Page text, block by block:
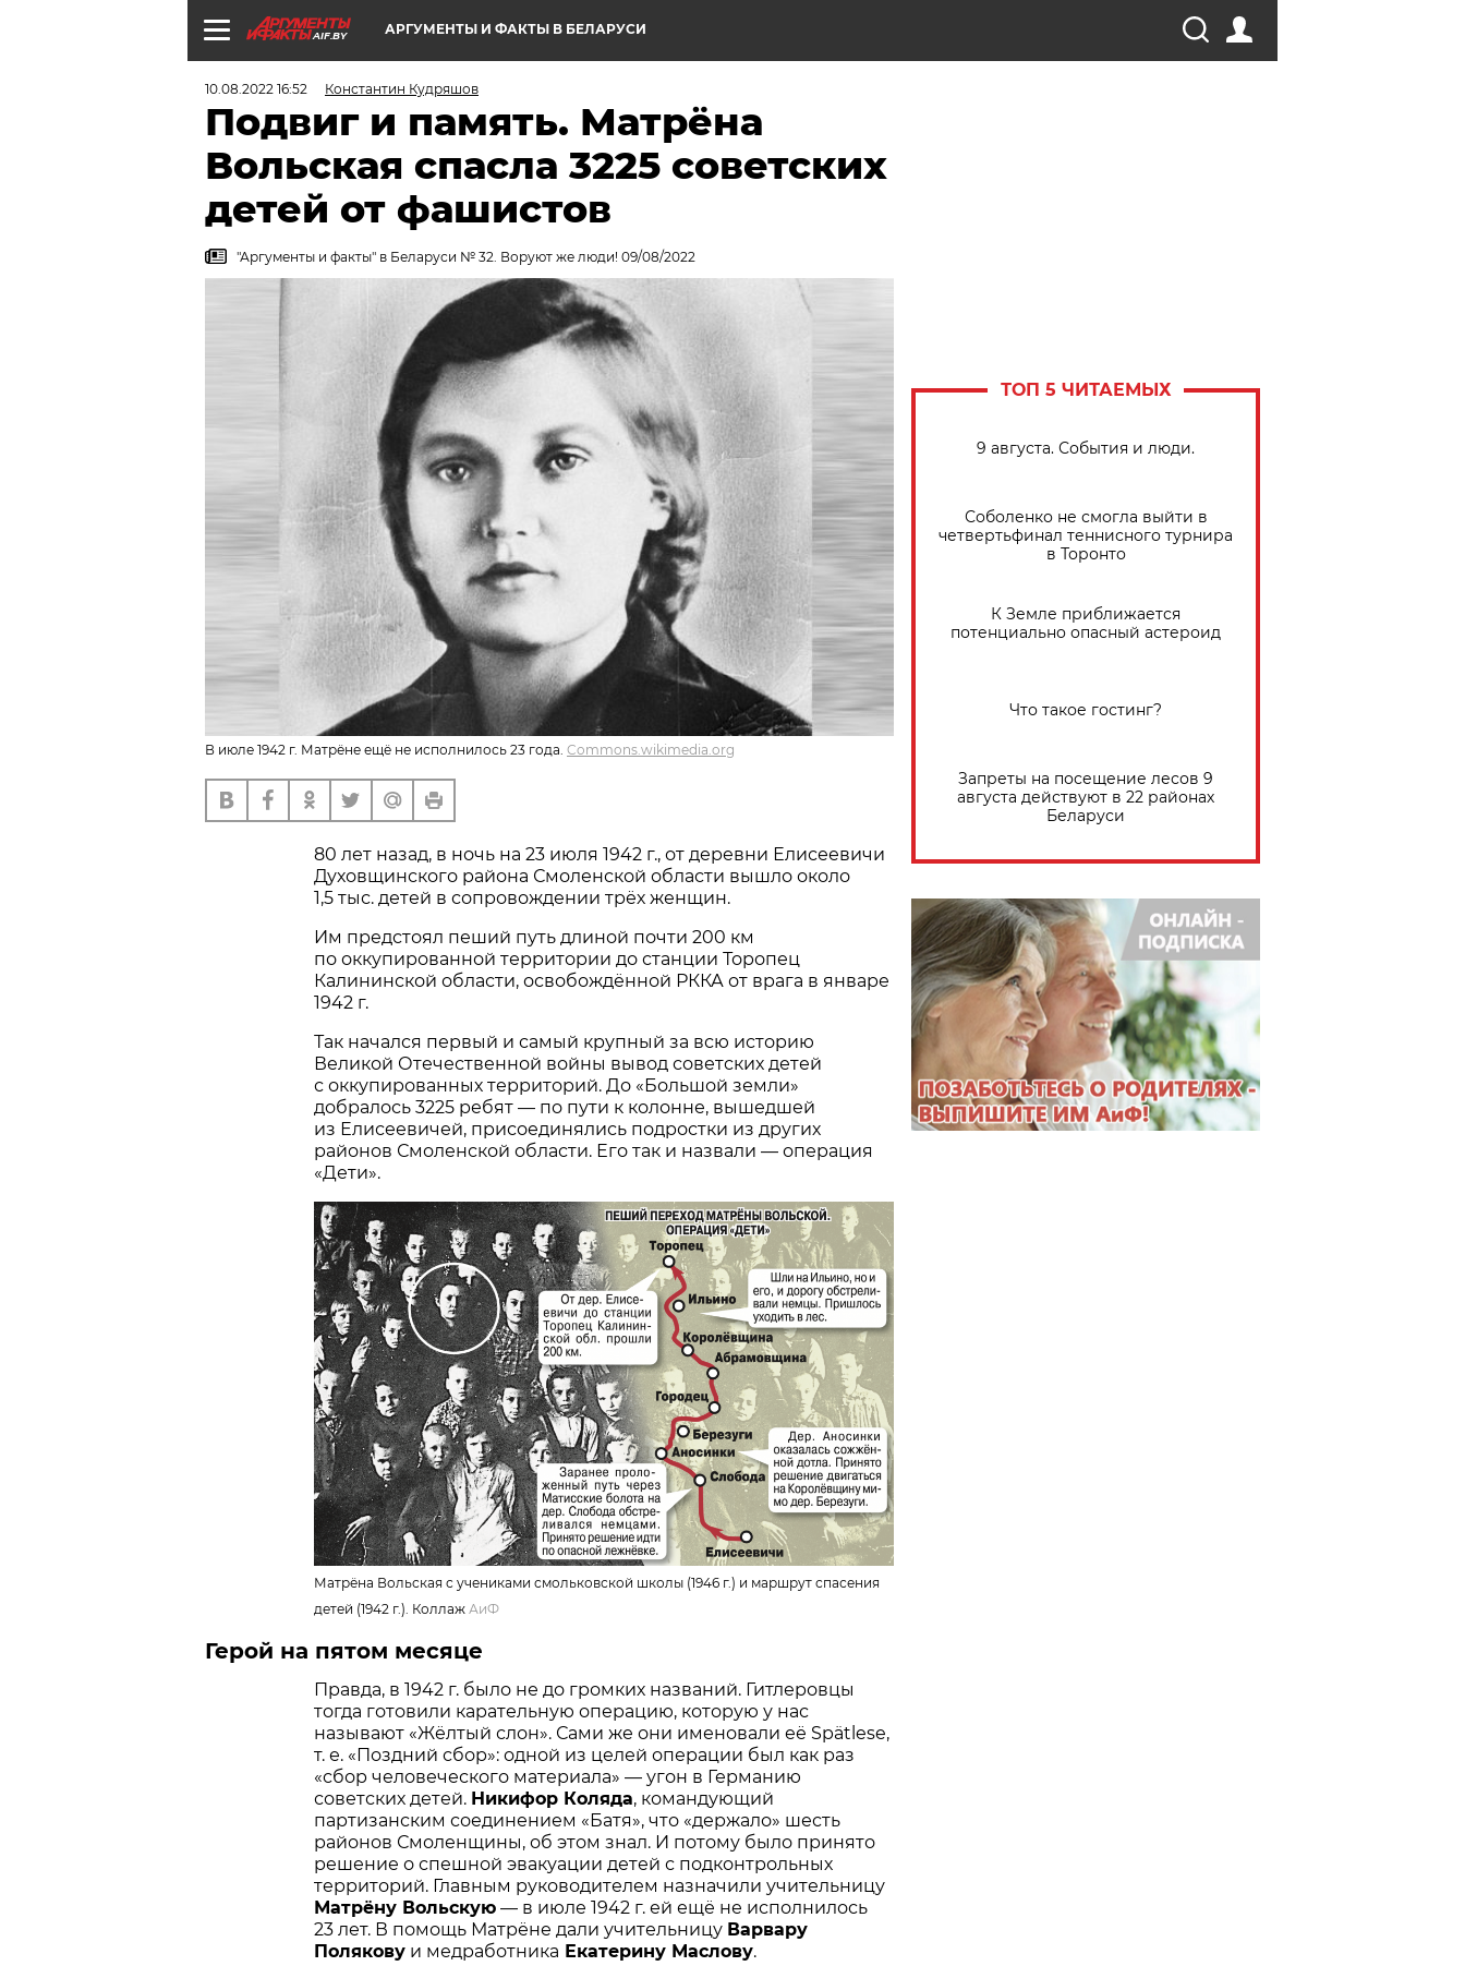
AIF.BY АРГУМЕНТЫ И ФАКТЫ В БЕЛАРУСИ
10.08.2022 16:52 Константин Кудряшов
Подвиг и память. Матрёна
Вольская спасла 3225 советских
детей от фашистов
"Аргументы и факты" в Беларуси № 32. Воруют же люди! 09/08/2022
В июле 1942 г. Матрёне ещё не исполнилось 23 года. Commons.wikimedia.org
80 лет назад, в ночь на 23 июля 1942 г., от деревни Елисеевичи
Духовщинского района Смоленской области вышло около
1,5 тыс. детей в сопровождении трёх женщин.
Им предстоял пеший путь длиной почти 200 км
по оккупированной территории до станции Торопец
Калининской области, освобождённой РККА от врага в январе
1942 г.
Так начался первый и самый крупный за всю историю
Великой Отечественной войны вывод советских детей
с оккупированных территорий. До «Большой земли»
добралось 3225 ребят — по пути к колонне, вышедшей
из Елисеевичей, присоединялись подростки из других
районов Смоленской области. Его так и назвали — операция
«Дети».
Матрёна Вольская с учениками смольковской школы (1946 г.) и маршрут спасения
детей (1942 г.). Коллаж АиФ
Герой на пятом месяце
Правда, в 1942 г. было не до громких названий. Гитлеровцы
тогда готовили карательную операцию, которую у нас
называют «Жёлтый слон». Сами же они именовали её Spätlese,
т. е. «Поздний сбор»: одной из целей операции был как раз
«сбор человеческого материала» — угон в Германию
советских детей. Никифор Коляда, командующий
партизанским соединением «Батя», что «держало» шесть
районов Смоленщины, об этом знал. И потому было принято
решение о спешной эвакуации детей с подконтрольных
территорий. Главным руководителем назначили учительницу
Матрёну Вольскую — в июле 1942 г. ей ещё не исполнилось
23 лет. В помощь Матрёне дали учительницу Варвару
Полякову и медработника Екатерину Маслову.
ТОП 5 ЧИТАЕМЫХ
9 августа. События и люди.
Соболенко не смогла выйти в
четвертьфинал теннисного турнира
в Торонто
К Земле приближается
потенциально опасный астероид
Что такое гостинг?
Запреты на посещение лесов 9
августа действуют в 22 районах
Беларуси